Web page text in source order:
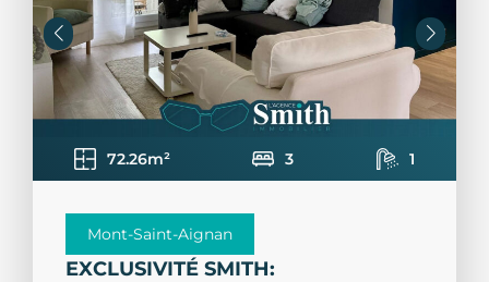
72.26m² 3 1
Mont-Saint-Aignan
EXCLUSIVITÉ SMITH: